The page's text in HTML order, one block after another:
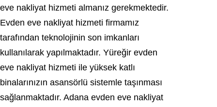
eve nakliyat hizmeti almanız gerekmektedir.
Evden eve nakliyat hizmeti firmamız
tarafından teknolojinin son imkanları
kullanılarak yapılmaktadır. Yüreğir evden
eve nakliyat hizmeti ile yüksek katlı
binalarınızın asansörlü sistemle taşınması
sağlanmaktadır. Adana evden eve nakliyat